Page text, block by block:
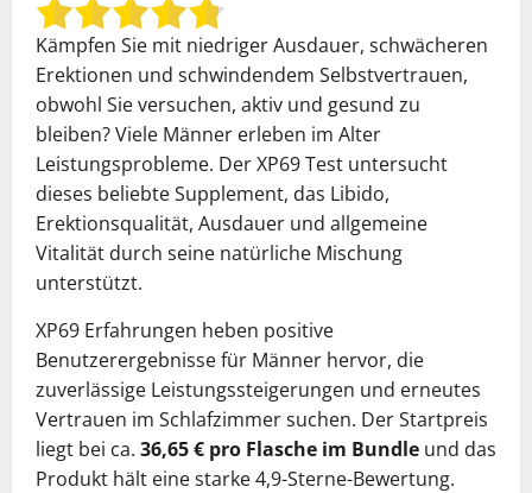
Kämpfen Sie mit niedriger Ausdauer, schwächeren
Erektionen und schwindendem Selbstvertrauen,
obwohl Sie versuchen, aktiv und gesund zu
bleiben? Viele Männer erleben im Alter
Leistungsprobleme. Der XP69 Test untersucht
dieses beliebte Supplement, das Libido,
Erektionsqualität, Ausdauer und allgemeine
Vitalität durch seine natürliche Mischung
unterstützt.
XP69 Erfahrungen heben positive
Benutzerergebnisse für Männer hervor, die
zuverlässige Leistungssteigerungen und erneutes
Vertrauen im Schlafzimmer suchen. Der Startpreis
liegt bei ca. 36,65 € pro Flasche im Bundle und das
Produkt hält eine starke 4,9-Sterne-Bewertung.